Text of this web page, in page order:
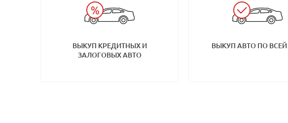
ВЫКУП КРЕДИТНЫХ И
ЗАЛОГОВЫХ АВТО
ВЫКУП АВТО ПО